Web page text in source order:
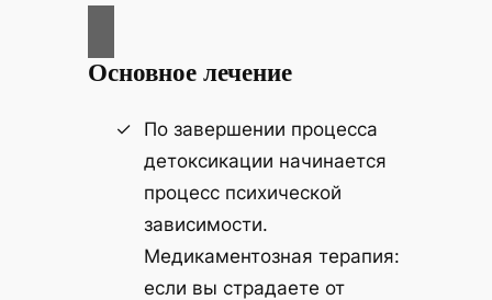
Основное лечение
По завершении процесса
детоксикации начинается
процесс психической
зависимости.
Медикаментозная терапия:
если вы страдаете от